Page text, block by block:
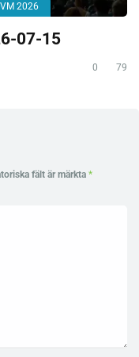
2026
07-15
0 79
fält är märkta *